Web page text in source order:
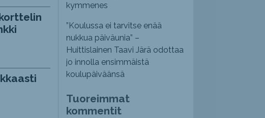
kymmenes
”Koulussa ei tarvitse enää
nukkua päiväunia” –
Huittislainen Taavi Järä odottaa
jo innolla ensimmäistä
koulupäiväänsä
Tuoreimmat
kommentit